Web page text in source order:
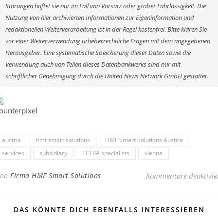
Störungen haftet sie nur im Fall von Vorsatz oder grober Fahrlässigkeit. Die
Nutzung von hier archivierten Informationen zur Eigeninformation und
redaktionellen Weiterverarbeitung ist in der Regel kostenfrei. Bitte klären Sie
vor einer Weiterverwendung urheberrechtliche Fragen mit dem angegebenen
Herausgeber. Eine systematische Speicherung dieser Daten sowie die
Verwendung auch von Teilen dieses Datenbankwerks sind nur mit
schriftlicher Genehmigung durch die United News Network GmbH gestattet.
austria hmf smart solutions
HMF Smart Solutions Austria
services
subsidiary TETRA specialists vienna
Firma HMF Smart Solutions Kommentare
DAS KÖNNTE DICH EBENFALLS INTERESSIEREN